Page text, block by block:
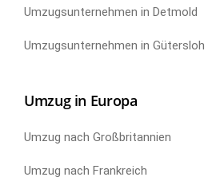
Umzugsunternehmen in Detmold
Umzugsunternehmen in Gütersloh
Umzug in Europa
Umzug nach Großbritannien
Umzug nach Frankreich